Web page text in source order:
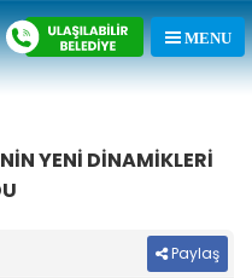
YENİ DİNAMİKLERİ
Paylaş